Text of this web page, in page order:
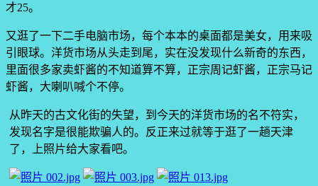
才25。
又逛了一下二手电脑市场，每个本本的桌面都是美女，用来吸
引眼球。洋货市场从头走到尾，实在没发现什么新奇的东西，
里面很多家卖虾酱的不知道算不算，正宗周记虾酱，正宗马记
虾酱，大喇叭喊个不停。
从昨天的古文化街的失望，到今天的洋货市场的名不符实，
发现名字是很能欺骗人的。反正来过就等于逛了一趟天津
了，上照片给大家看吧。